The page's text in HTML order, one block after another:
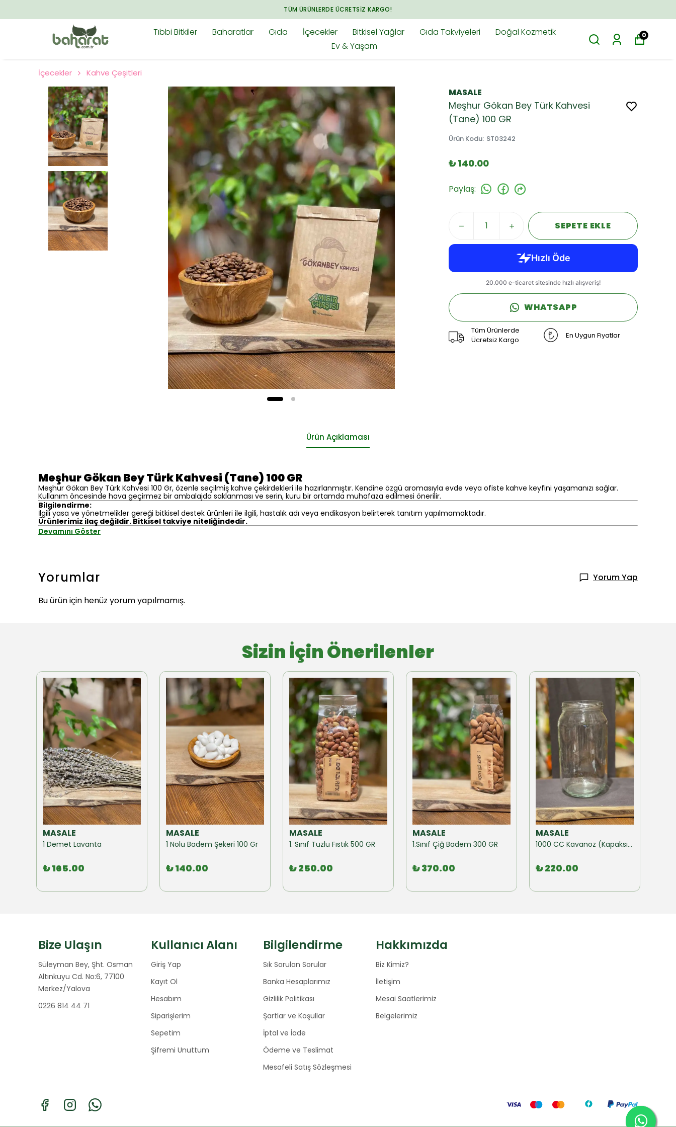
TÜM ÜRÜNLERDE ÜCRETSIZ KARGO!
Tıbbi Bitkiler Baharatlar Gıda İçecekler Bitkisel Yağlar Gıda Takviyeleri
Doğal Kozmetik
Ev & Yaşam
0
İçecekler Kahve Çeşitleri
MASALE
Meşhur Gökan Bey Türk Kahvesi
(Tane) 100 GR
Ürün Kodu: ST03242
₺ 140.00
Paylaş:
SEPETE EKLE
WHATSAPP
Tüm Ürünlerde
Ücretsiz Kargo
En Uygun Fiyatlar
Ürün Açıklaması
Meşhur Gökan Bey Türk Kahvesi (Tane) 100 GR
Meşhur Gökan Bey Türk Kahvesi 100 Gr, özenle seçilmiş kahve çekirdekleri ile hazırlanmıştır. Kendine özgü aromasıyla evde veya ofiste kahve keyfini yaşamanızı sağlar.
Kullanım öncesinde hava geçirmez bir ambalajda saklanması ve serin, kuru bir ortamda muhafaza edilmesi önerilir.
Bilgilendirme:
İlgili yasa ve yönetmelikler gereği bitkisel destek ürünleri ile ilgili, hastalık adı veya endikasyon belirterek tanıtım yapılmamaktadır.
Ürünlerimiz ilaç değildir. Bitkisel takviye niteliğindedir.
Devamını Göster
Yorumlar
Yorum Yap
Bu ürün için henüz yorum yapılmamış.
Sizin İçin Önerilenler
MASALE
1 Demet Lavanta
₺ 165.00
MASALE
1 Nolu Badem Şekeri 100 Gr
₺ 140.00
MASALE
1. Sınıf Tuzlu Fıstık 500 GR
₺ 250.00
MASALE
1.Sınıf Çiğ Badem 300 GR
₺ 370.00
MASALE
1000 CC Kavanoz (Kapaksız) 10 Adet
₺ 220.00
Bize Ulaşın
Süleyman Bey, Şht. Osman
Altınkuyu Cd. No:6, 77100
Merkez/Yalova
0226 814 44 71
Kullanıcı Alanı
Giriş Yap
Kayıt Ol
Hesabım
Siparişlerim
Sepetim
Şifremi Unuttum
Bilgilendirme
Sık Sorulan Sorular
Banka Hesaplarımız
Gizlilik Politikası
Şartlar ve Koşullar
İptal ve İade
Ödeme ve Teslimat
Mesafeli Satış Sözleşmesi
Hakkımızda
Biz Kimiz?
İletişim
Mesai Saatlerimiz
Belgelerimiz